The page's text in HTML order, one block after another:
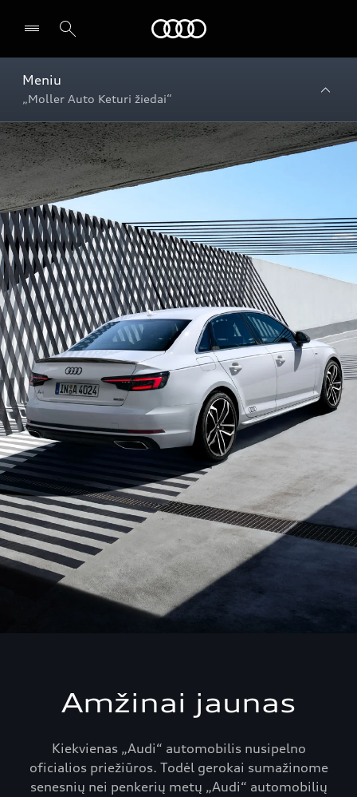
Meniu
„Moller Auto Keturi žiedai“
Amžinai jaunas
Kiekvienas „Audi“ automobilis nusipelno
oficialios priežiūros. Todėl gerokai sumažinome
senesnių nei penkerių metų „Audi“ automobilių